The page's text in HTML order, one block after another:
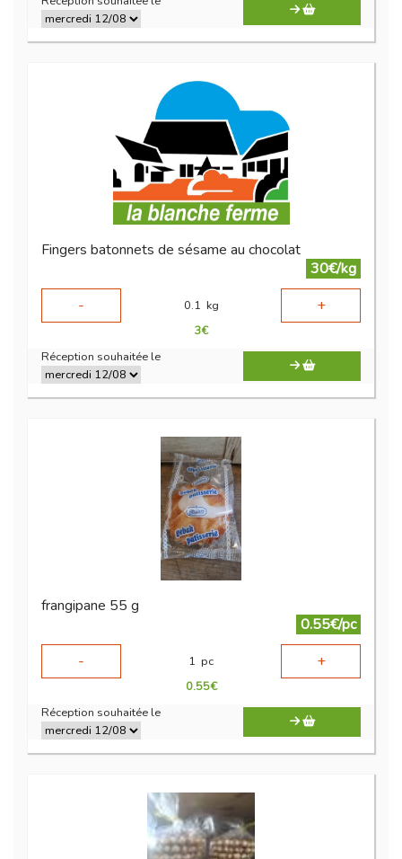
Fingers batonnets de sésame au chocolat
30€/kg
-
0.1 kg +
3€
Réception souhaitée le
frangipane 55 g
0.55€/pc
-
1 pc +
0.55€
Réception souhaitée le